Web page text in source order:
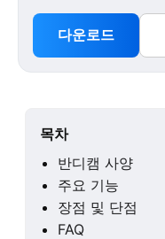
다운로드
목차
반디캠 사양
주요 기능
장점 및 단점
FAQ